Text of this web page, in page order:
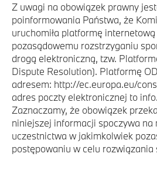
Z uwagi na obowiązek prawny
poinformowania Państwa, że
uruchomiła platformę internetową
pozasądowemu rozstrzyganiu
drogą elektroniczną, tzw.
Dispute Resolution). Platformę
adresem: http://ec.europa.eu/
adres poczty elektronicznej to
Zaznaczamy, że obowiązek
niniejszej informacji spoczywa na
uczestnictwa w jakimkolwiek
postępowaniu w celu rozwiązania